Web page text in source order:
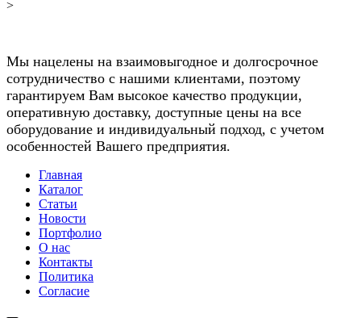
>
Мы нацелены на взаимовыгодное и долгосрочное
сотрудничество с нашими клиентами, поэтому
гарантируем Вам высокое качество продукции,
оперативную доставку, доступные цены на все
оборудование и индивидуальный подход, с учетом
особенностей Вашего предприятия.
Главная
Каталог
Статьи
Новости
Портфолио
О нас
Контакты
Политика
Согласие